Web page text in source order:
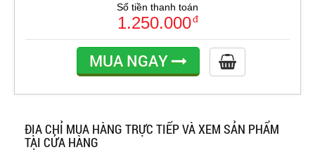
Số tiền thanh toán
1.250.000đ
MUA NGAY
ĐỊA CHỈ MUA HÀNG TRỰC TIẾP VÀ XEM SẢN PHẨM
TẠI CỬA HÀNG